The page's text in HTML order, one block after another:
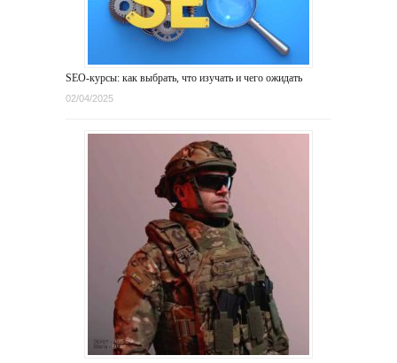
SEO-курсы: как выбрать, что изучать и чего ожидать
02/04/2025